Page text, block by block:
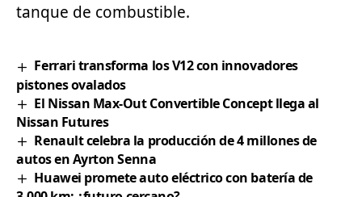
tanque de combustible.
Ferrari transforma los V12 con innovadores
pistones ovalados
El Nissan Max-Out Convertible Concept llega al
Nissan Futures
Renault celebra la producción de 4 millones de
autos en Ayrton Senna
Huawei promete auto eléctrico con batería de